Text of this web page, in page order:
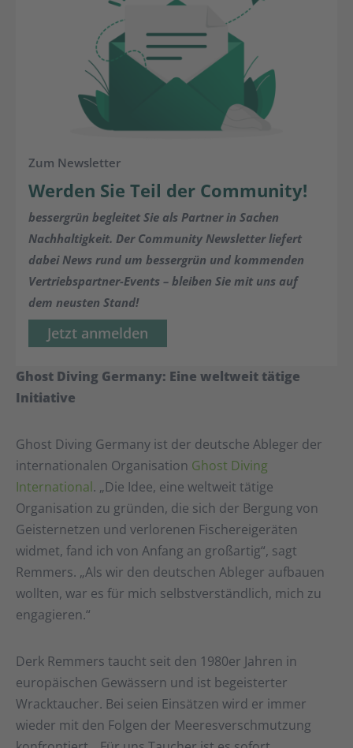
Zum Newsletter
Werden Sie Teil der Community!
bessergrün begleitet Sie als Partner in Sachen
Nachhaltigkeit. Der Community Newsletter liefert
dabei News rund um bessergrün und kommenden
Vertriebspartner-Events – bleiben Sie mit uns auf
dem neusten Stand!
Jetzt anmelden
Ghost Diving Germany: Eine weltweit tätige
Initiative
Ghost Diving Germany ist der deutsche Ableger der
internationalen Organisation Ghost Diving
International. „Die Idee, eine weltweit tätige
Organisation zu gründen, die sich der Bergung von
Geisternetzen und verlorenen Fischereigeräten
widmet, fand ich von Anfang an großartig“, sagt
Remmers. „Als wir den deutschen Ableger aufbauen
wollten, war es für mich selbstverständlich, mich zu
engagieren.“
Derk Remmers taucht seit den 1980er Jahren in
europäischen Gewässern und ist begeisterter
Wracktaucher. Bei seien Einsätzen wird er immer
wieder mit den Folgen der Meeresverschmutzung